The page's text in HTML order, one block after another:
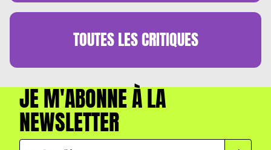
TOUTES LESCRITIQUES
JE M'ABONNE À LA
NEWSLETTER